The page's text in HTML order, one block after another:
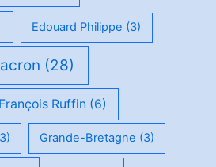
Edouard Philippe (3)
(28)
François Ruffin (6)
Grande-Bretagne (3)